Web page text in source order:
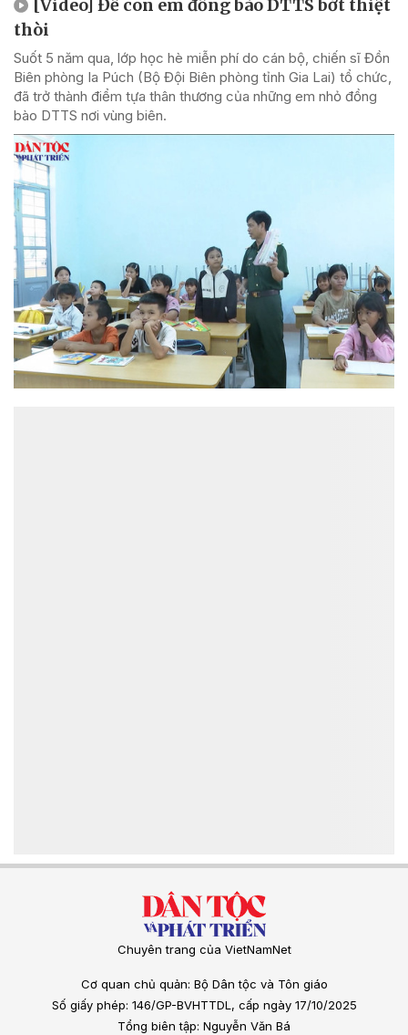
[Video] Để con em đồng bào DTTS bớt thiệt
thòi
Suốt 5 năm qua, lớp học hè miễn phí do cán bộ, chiến sĩ Đồn
Biên phòng Ia Púch (Bộ Đội Biên phòng tỉnh Gia Lai) tổ chức,
đã trở thành điểm tựa thân thương của những em nhỏ đồng
bào DTTS nơi vùng biên.
Chuyên trang của VietNamNet
Cơ quan chủ quản: Bộ Dân tộc và Tôn giáo
Số giấy phép: 146/GP-BVHTTDL, cấp ngày 17/10/2025
Tổng biên tập: Nguyễn Văn Bá